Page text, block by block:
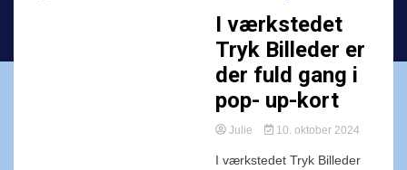
I værkstedet
Tryk Billeder er
der fuld gang i
pop- up-kort
Julie 10. oktober 2024
I værkstedet Tryk Billeder